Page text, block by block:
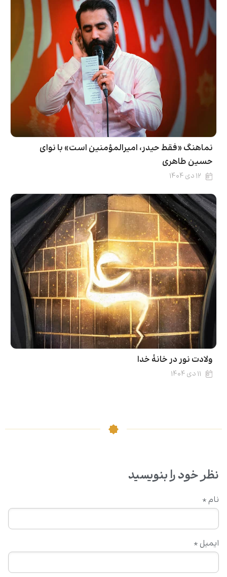
نماهنگ «فقط حیدر، امیرالمؤمنین است» با نوای
حسین طاهری
۱۲ دی ۱۴۰۴
ولادت نور در خانۀ خدا
۱۱ دی ۱۴۰۴
نظر خود را بنویسید
نام *
ایمیل *